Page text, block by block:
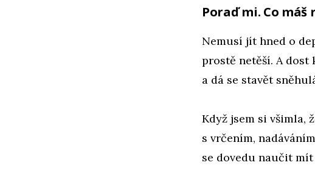
Poraď mi. Co máš
Nemusí jít hned o
prostě netěší. A dost
a dá se stavět
Když jsem si všimla,
s vrčením,
se dovedu naučit